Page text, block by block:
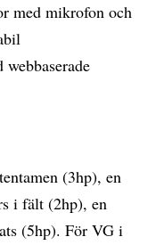
med mikrofon och
(3hp), en
i fält (2hp), en
(5hp). För VG i